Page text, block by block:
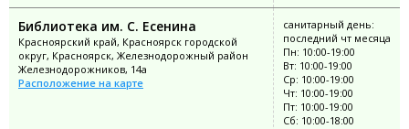
Библиотека им. С. Есенина
Красноярский край, Красноярск городской
округ, Красноярск, Железнодорожный район
Железнодорожников, 14а
Расположение на карте
санитарный день:
последний чт месяца
Пн: 10:00-19:00
Вт: 10:00-19:00
Ср: 10:00-19:00
Чт: 10:00-19:00
Пт: 10:00-19:00
Сб: 10:00-18:00